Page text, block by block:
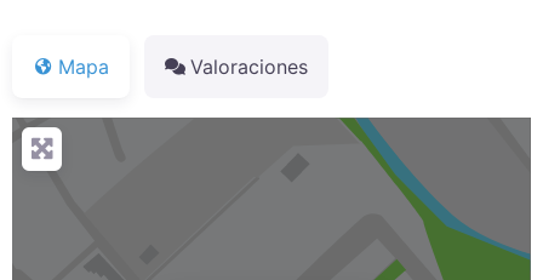
Mapa Valoraciones